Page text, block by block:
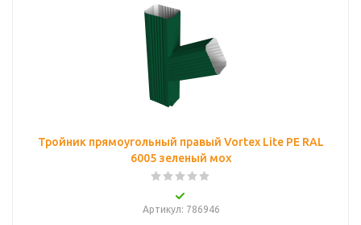
Тройник прямоугольный правый Vortex Lite PE RAL
6005 зеленый мох
Артикул: 786946